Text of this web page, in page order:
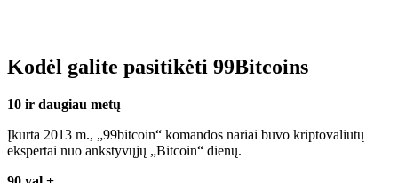
Kodėl galite pasitikėti 99Bitcoins
10 ir daugiau metų
Įkurta 2013 m., „99bitcoin“ komandos nariai buvo kriptovaliutų
ekspertai nuo ankstyvųjų „Bitcoin“ dienų.